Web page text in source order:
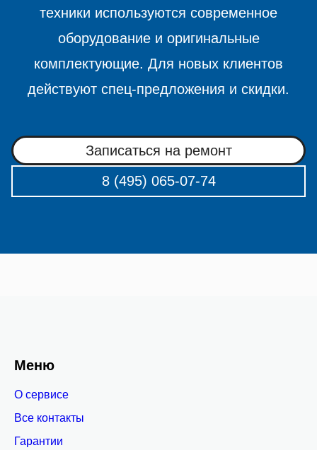
техники используются современное
оборудование и оригинальные
комплектующие. Для новых клиентов
действуют спец-предложения и скидки.
Записаться на ремонт
8 (495) 065-07-74
Меню
О сервисе
Все контакты
Гарантии